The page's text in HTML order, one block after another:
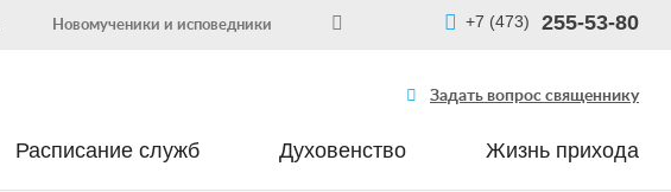
Новомученики и исповедники +7 (473) 255-53-80
Задать вопрос священнику
Расписание служб Духовенство Жизнь прихода